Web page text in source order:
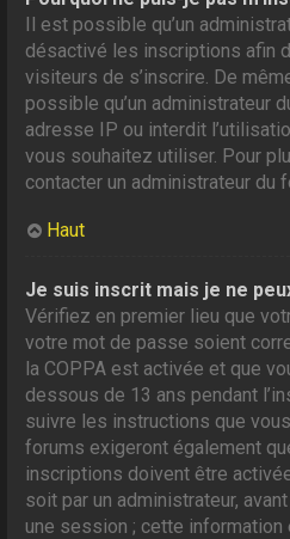
Il est possible qu’un
désactivé les inscriptions afin
visiteurs de s’inscrire. De
possible qu’un administrateur
adresse IP ou interdit
vous souhaitez utiliser. Pour
contacter un administrateur du
Haut
Je suis inscrit mais je ne
Vérifiez en premier lieu que
votre mot de passe soient
la COPPA est activée et que
dessous de 13 ans pendant
suivre les instructions que
forums exigeront également
inscriptions doivent être
soit par un administrateur,
une session ; cette